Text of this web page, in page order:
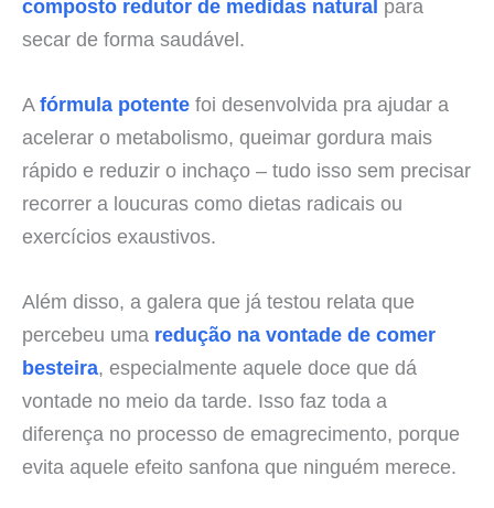
composto redutor de medidas natural para
secar de forma saudável.
Afórmula potente foi desenvolvida pra ajudar a
acelerar o metabolismo, queimar gordura mais
rápido e reduzir o inchaço – tudo isso sem precisar
recorrer a loucuras como dietas radicais ou
exercícios exaustivos.
Além disso, a galera que já testou relata que
percebeu uma redução na vontade de comer
besteira, especialmente aquele doce que dá
vontade no meio da tarde. Isso faz toda a
diferença no processo de emagrecimento, porque
evita aquele efeito sanfona que ninguém merece.